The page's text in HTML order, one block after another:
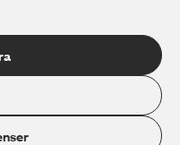
organisation utan
huvudman för sex
gymnasieskola.